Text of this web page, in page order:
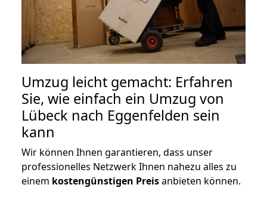
Umzug leicht gemacht: Erfahren
Sie, wie einfach ein Umzug von
Lübeck nach Eggenfelden sein
kann
Wir können Ihnen garantieren, dass unser
professionelles Netzwerk Ihnen nahezu alles zu
einem kostengünstigen Preisanbieten können.